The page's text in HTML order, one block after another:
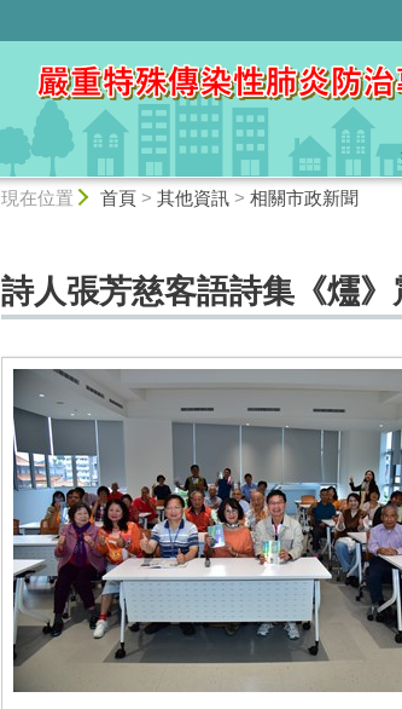
現在位置 首頁> 其他資訊> 相關市政新聞
詩人張芳慈客語詩集《爧